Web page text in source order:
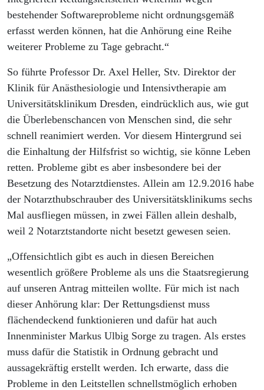
bestehender Softwareprobleme nicht ordnungsgemäß
erfasst werden können, hat die Anhörung eine Reihe
weiterer Probleme zu Tage gebracht.“
So führte Professor Dr. Axel Heller, Stv. Direktor der
Klinik für Anästhesiologie und Intensivtherapie am
Universitätsklinikum Dresden, eindrücklich aus, wie gut
die Überlebenschancen von Menschen sind, die sehr
schnell reanimiert werden. Vor diesem Hintergrund sei
die Einhaltung der Hilfsfrist so wichtig, sie könne Leben
retten. Probleme gibt es aber insbesondere bei der
Besetzung des Notarztdienstes. Allein am 12.9.2016 habe
der Notarzthubschrauber des Universitätsklinikums sechs
Mal ausfliegen müssen, in zwei Fällen allein deshalb,
weil 2 Notarztstandorte nicht besetzt gewesen seien.
„Offensichtlich gibt es auch in diesen Bereichen
wesentlich größere Probleme als uns die Staatsregierung
auf unseren Antrag mitteilen wollte. Für mich ist nach
dieser Anhörung klar: Der Rettungsdienst muss
flächendeckend funktionieren und dafür hat auch
Innenminister Markus Ulbig Sorge zu tragen. Als erstes
muss dafür die Statistik in Ordnung gebracht und
aussagekräftig erstellt werden. Ich erwarte, dass die
Probleme in den Leitstellen schnellstmöglich erhoben